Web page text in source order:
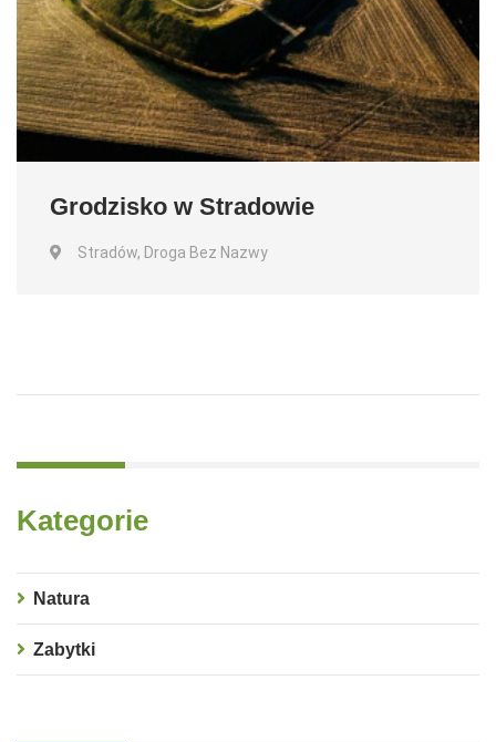
Grodzisko w Stradowie
Stradów, Droga Bez Nazwy
Kategorie
Natura
Zabytki